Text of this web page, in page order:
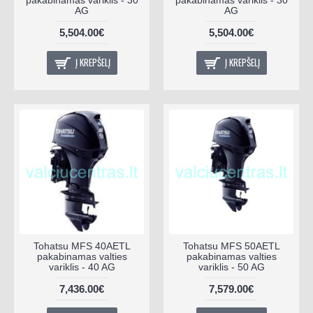
AG
5,504.00€
Į KREPŠELĮ
AG
5,504.00€
Į KREPŠELĮ
Tohatsu MFS 40AETL
pakabinamas valties
variklis - 40 AG
7,436.00€
Tohatsu MFS 50AETL
pakabinamas valties
variklis - 50 AG
7,579.00€